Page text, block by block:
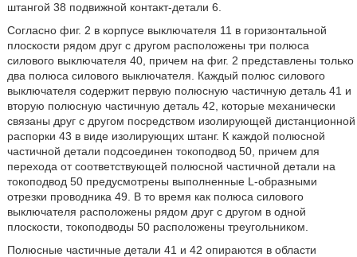
штангой 38 подвижной контакт-детали 6.
Согласно фиг. 2 в корпусе выключателя 11 в горизонтальной
плоскости рядом друг с другом расположены три полюса
силового выключателя 40, причем на фиг. 2 представлены только
два полюса силового выключателя. Каждый полюс силового
выключателя содержит первую полюсную частичную деталь 41 и
вторую полюсную частичную деталь 42, которые механически
связаны друг с другом посредством изолирующей дистанционной
распорки 43 в виде изолирующих штанг. К каждой полюсной
частичной детали подсоединен токоподвод 50, причем для
перехода от соответствующей полюсной частичной детали на
токоподвод 50 предусмотрены выполненные L-образными
отрезки проводника 49. В то время как полюса силового
выключателя расположены рядом друг с другом в одной
плоскости, токоподводы 50 расположены треугольником.
Полюсные частичные детали 41 и 42 опираются в области